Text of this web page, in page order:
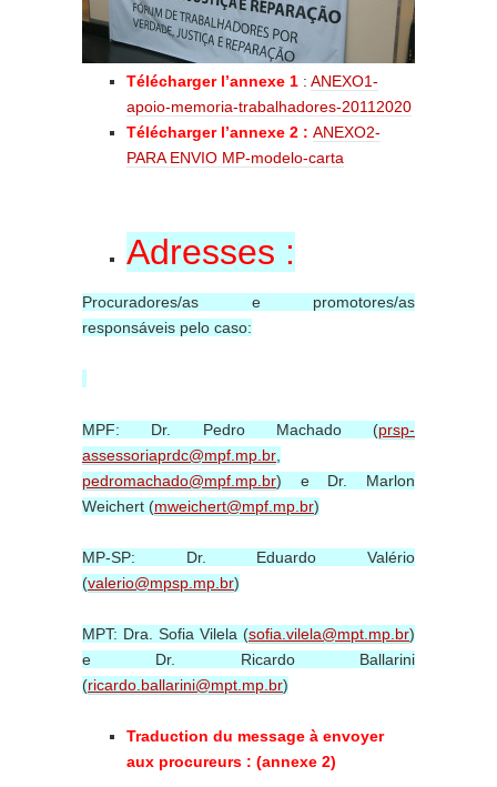
Télécharger l’annexe 1 : ANEXO1-
apoio-memoria-trabalhadores-20112020
Télécharger l’annexe 2 : ANEXO2-
PARA ENVIO MP-modelo-carta
Adresses :
Procuradores/as e promotores/as
responsáveis pelo caso:
MPF: Dr. Pedro Machado (prsp-
assessoriaprdc@mpf.mp.br
pedromachado@mpf.mp.br) e Dr. Marlon
Weichert (mweichert@mpf.mp.br)
MP-SP: Dr. Eduardo Valério
(valerio@mpsp.mp.br)
MPT: Dra. Sofia Vilela (sofia.vilela@mpt.mp.br)
e Dr. Ricardo Ballarini
(ricardo.ballarini@mpt.mp.br)
Traduction du message à envoyer
aux procureurs : (annexe 2)